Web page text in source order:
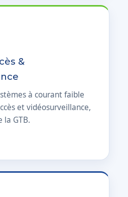
&
à courant faible
et vidéosurveillance,
la GTB.